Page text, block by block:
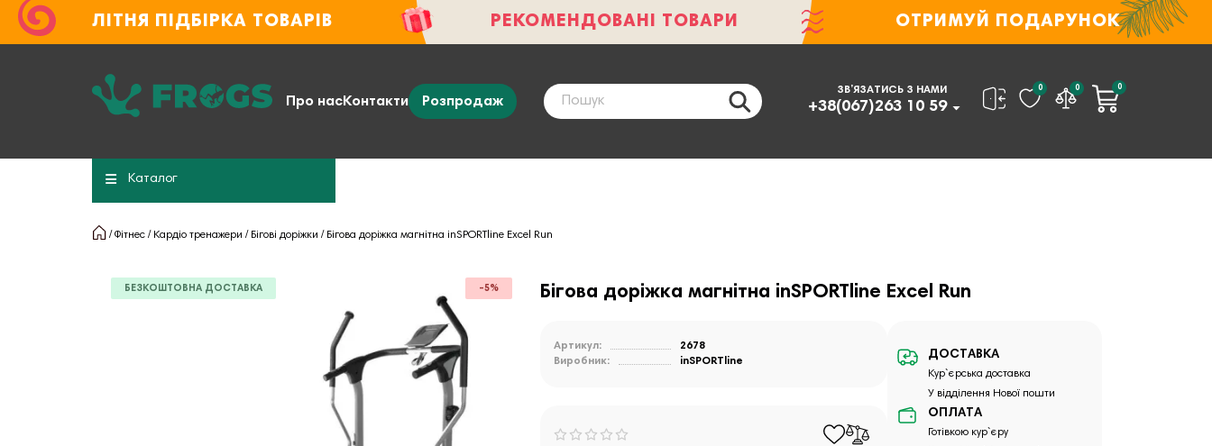
ЛІТНЯ ПІДБІРКА ТОВАРІВ РЕКОМЕНДОВАНІ ТОВАРИ ОТРИМУЙ ПОДАРУНОК
Про насКонтакти Розпродаж
ЗВ’ЯЗАТИСЬ З НАМИ
+38(067)263 10 59
0 0 0
Каталог
Фітнес Кардіо тренажери Бігові доріжки Бігова доріжка магнітна inSPORTline Excel Run
БЕЗКОШТОВНА ДОСТАВКА -5% Бігова доріжка магнітна inSPORTline Excel Run
Артикул:
2678
Виробник:
inSPORTline ДОСТАВКА
Кур`єрська доставка
У відділення Нової пошти
ОПЛАТА
Готівкою кур`єру